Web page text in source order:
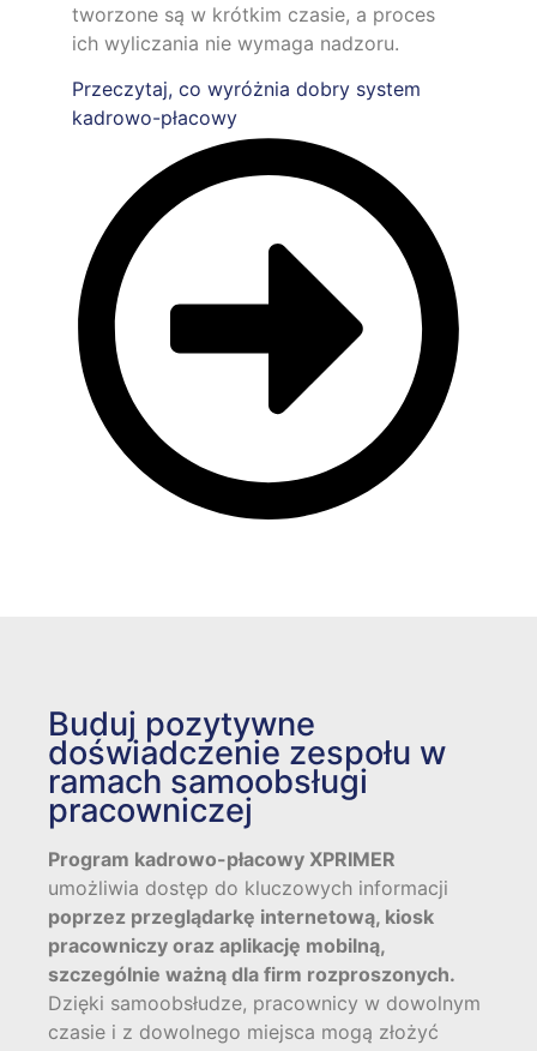
tworzone są w krótkim czasie, a proces
ich wyliczania nie wymaga nadzoru.
Przeczytaj, co wyróżnia dobry system
kadrowo-płacowy
Buduj pozytywne
doświadczenie zespołu w
ramach samoobsługi
pracowniczej
Program kadrowo-płacowy XPRIMER
umożliwia dostęp do kluczowych informacji
poprzez przeglądarkę internetową, kiosk
pracowniczy oraz aplikację mobilną,
szczególnie ważną dla firm rozproszonych.
Dzięki samoobsłudze, pracownicy w dowolnym
czasie i z dowolnego miejsca mogą złożyć